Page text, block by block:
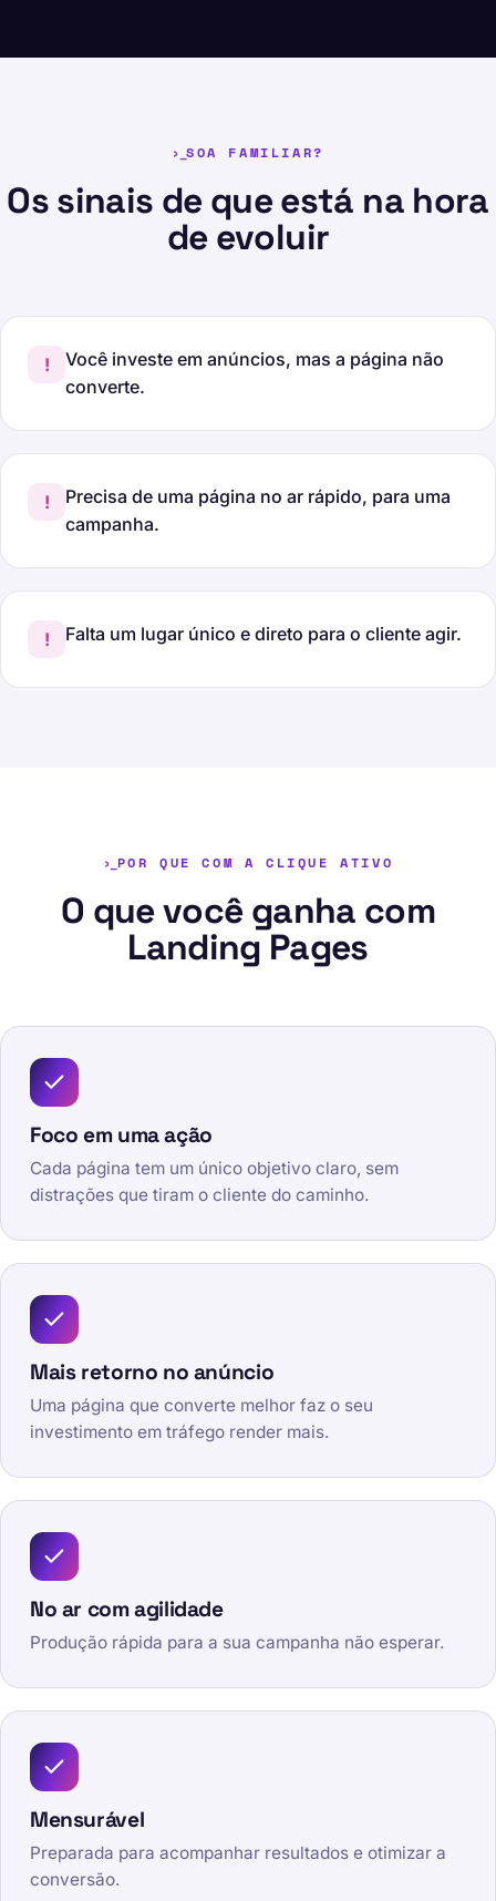
SOA FAMILIAR?
Os sinais de que está na hora
de evoluir
!
Você investe em anúncios, mas a página não
converte.
!
Precisa de uma página no ar rápido, para uma
campanha.
! Falta um lugar único e direto para o cliente agir.
POR QUE COM A CLIQUE ATIVO
O que você ganha com
Landing Pages
Foco em uma ação
Cada página tem um único objetivo claro, sem
distrações que tiram o cliente do caminho.
Mais retorno no anúncio
Uma página que converte melhor faz o seu
investimento em tráfego render mais.
No ar com agilidade
Produção rápida para a sua campanha não esperar.
Mensurável
Preparada para acompanhar resultados e otimizar a
conversão.